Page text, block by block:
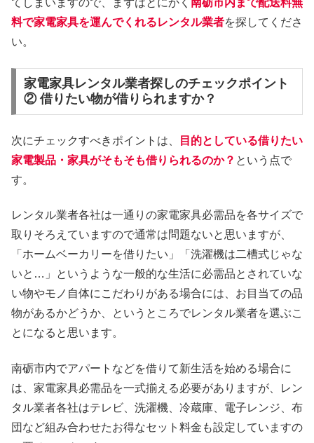
てしまいますので、まずはとにかく 南砺市内まで配送料無
料で家電家具を運んでくれるレンタル業者を探してくださ
い。
家電家具レンタル業者探しのチェックポイント
② 借りたい物が借りられますか？
次にチェックすべきポイントは、
目的としている借りたい
家電製品・家具がそもそも借りられるのか？ という点で
す。
レンタル業者各社は一通りの家電家具必需品を各サイズで
取りそろえていますので通常は問題ないと思いますが、
「ホームベーカリーを借りたい」「洗濯機は二槽式じゃな
いと…」というような一般的な生活に必需品とされていな
い物やモノ自体にこだわりがある場合には、お目当ての品
物があるかどうか、というところでレンタル業者を選ぶこ
とになると思います。
南砺市内でアパートなどを借りて新生活を始める場合に
は、家電家具必需品を一式揃える必要がありますが、レン
タル業者各社はテレビ、洗濯機、冷蔵庫、電子レンジ、布
団など組み合わせたお得なセット料金も設定していますの